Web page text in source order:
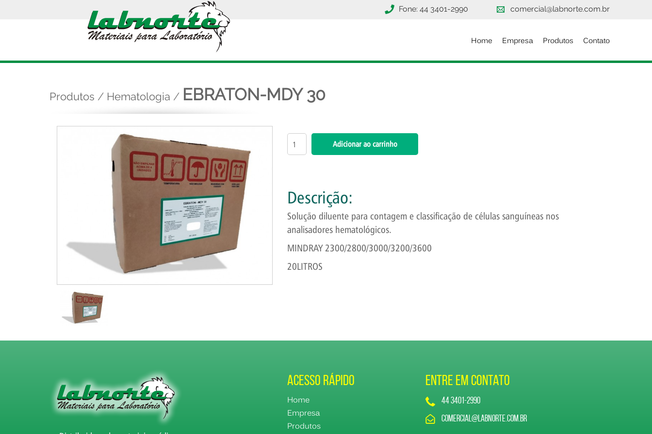
Fone: 44 3401-2990 comercial@labnorte.com.br
Home Empresa Produtos Contato
Produtos / Hematologia / EBRATON-MDY 30
Descrição:
Solução diluente para contagem e classificação de células sanguíneas nos
analisadores hematológicos.
MINDRAY 2300/2800/3000/3200/3600
20LITROS
Acesso Rápido
Home
Empresa
Produtos
Entre em Contato
44 3401-2990
comercial@labnorte.com.br